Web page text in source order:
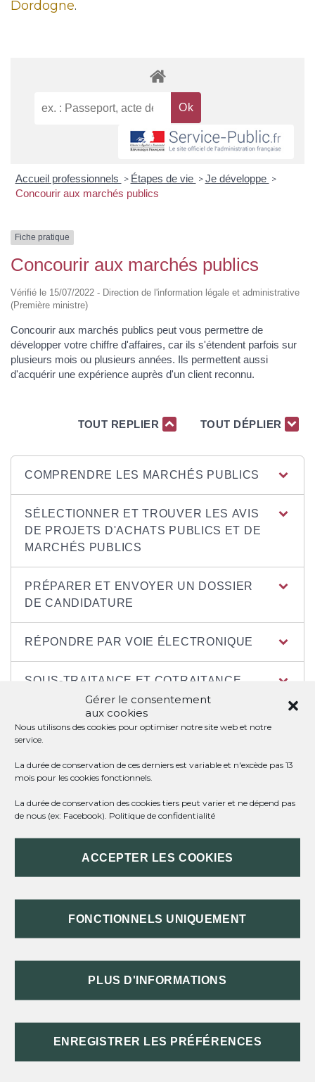
Gérer le consentement
aux cookies
Nous utilisons des cookies pour optimiser notre site web et notre
service.
La durée de conservation de ces derniers est variable et n'excède pas 13
mois pour les cookies fonctionnels.
La durée de conservation des cookies tiers peut varier et ne dépend pas
de nous (ex: Facebook). Politique de confidentialité
ACCEPTER LES COOKIES
FONCTIONNELS UNIQUEMENT
PLUS D'INFORMATIONS
ENREGISTRER LES PRÉFÉRENCES
Dordogne.
Accueil professionnels > Étapes de vie > Je développe >
Concourir aux marchés publics
Fiche pratique
Concourir aux marchés publics
Vérifié le 15/07/2022 - Direction de l'information légale et administrative
(Première ministre)
Concourir aux marchés publics peut vous permettre de
développer votre chiffre d'affaires, car ils s'étendent parfois sur
plusieurs mois ou plusieurs années. Ils permettent aussi
d'acquérir une expérience auprès d'un client reconnu.
TOUT REPLIER TOUT DÉPLIER
COMPRENDRE LES MARCHÉS PUBLICS
SÉLECTIONNER ET TROUVER LES AVIS
DE PROJETS D'ACHATS PUBLICS ET DE
MARCHÉS PUBLICS
PRÉPARER ET ENVOYER UN DOSSIER
DE CANDIDATURE
RÉPONDRE PAR VOIE ÉLECTRONIQUE
SOUS-TRAITANCE ET COTRAITANCE
CRITÈRES D'ATTRIBUTION DU MARCHÉ
PUBLIC
EXÉCUTER ET FACTURER UN MARCHÉ
TEXTES DE RÉFÉRENCE
SERVICES EN LIGNE ET FORMULAIRES
Seuils des marchés publics : procédure de publicité
Comptabilité - Facturation
Documents de marché public